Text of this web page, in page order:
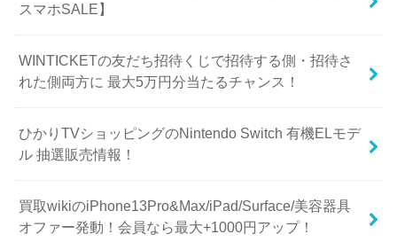
スマホSALE】
WINTICKETの友だち招待くじで招待する側・招待さ
れた側両方に 最大5万円分当たるチャンス！
ひかりTVショッピングのNintendo Switch 有機ELモデ
ル 抽選販売情報！
買取wikiのiPhone13Pro&Max/iPad/Surface/美容器具
オファー発動！会員なら最大+1000円アップ！